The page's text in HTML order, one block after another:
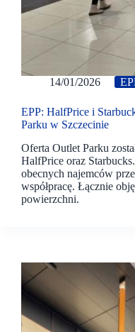
14/01/2026
EPP: HalfPrice i
Parku w Szczecinie
Oferta Outlet Parku
HalfPrice oraz
obecnych najemców
współpracę. Łącznie
powierzchni.